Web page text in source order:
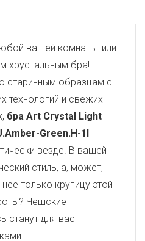
вашей комнаты или
хрустальным бра!
старинным образцам с
технологий и свежих
бра Art Crystal Light
Green.H-1I
везде. В вашей
стиль, а, может,
только крупицу этой
Чешские
станут для вас